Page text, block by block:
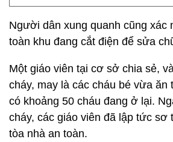
Người dân xung quanh cũng xác
toàn khu đang cắt điện để sửa
Một giáo viên tại cơ sở chia sẻ,
cháy, may là các cháu bé vừa ăn
có khoảng 50 cháu đang ở lại.
cháy, các giáo viên đã lập tức sơ
tòa nhà an toàn.